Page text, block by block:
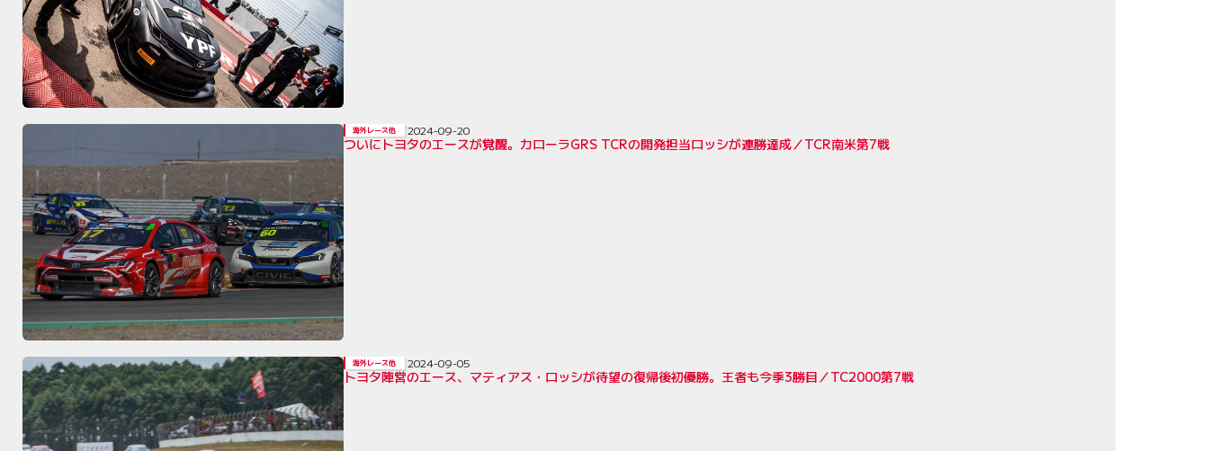
ついにトヨタのエースが覚醒。カローラGRS TCRの開発担当ロッシが連勝達成／TCR南米第7戦
海外レース他 2024-09-20
トヨタ陣営のエース、マティアス・ロッシが待望の復帰後初優勝。王者も今季3勝目／TC2000第7戦
海外レース他 2024-09-05